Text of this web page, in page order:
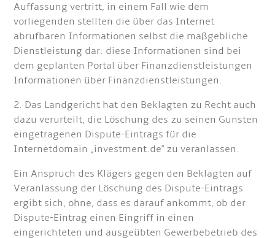
Auffassung vertritt, in einem Fall wie dem
vorliegenden stellten die über das Internet
abrufbaren Informationen selbst die maßgebliche
Dienstleistung dar: diese Informationen sind bei
dem geplanten Portal über Finanzdienstleistungen
Informationen über Finanzdienstleistungen.
2. Das Landgericht hat den Beklagten zu Recht auch
dazu verurteilt, die Löschung des zu seinen Gunsten
eingetragenen Dispute-Eintrags für die
Internetdomain „investment.de" zu veranlassen.
Ein Anspruch des Klägers gegen den Beklagten auf
Veranlassung der Löschung des Dispute-Eintrags
ergibt sich, ohne, dass es darauf ankommt, ob der
Dispute-Eintrag einen Eingriff in einen
eingerichteten und ausgeübten Gewerbebetrieb des